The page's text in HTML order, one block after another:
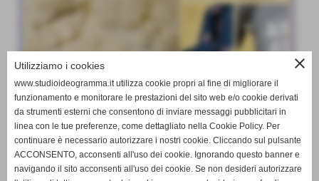
close
Utilizziamo i cookies
www.studioideogramma.it utilizza cookie propri al fine di migliorare il
funzionamento e monitorare le prestazioni del sito web e/o cookie derivati
da strumenti esterni che consentono di inviare messaggi pubblicitari in
linea con le tue preferenze, come dettagliato nella Cookie Policy. Per
continuare è necessario autorizzare i nostri cookie. Cliccando sul pulsante
ACCONSENTO, acconsenti all'uso dei cookie. Ignorando questo banner e
navigando il sito acconsenti all'uso dei cookie. Se non desideri autorizzare